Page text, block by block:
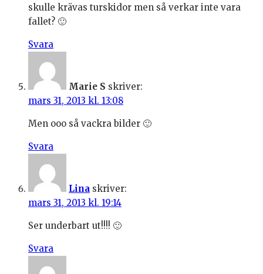
skulle krävas turskidor men så verkar inte vara
fallet? 🙂
Svara
Marie S skriver:
mars 31, 2013 kl. 13:08
Men ooo så vackra bilder 🙂
Svara
Lina skriver:
mars 31, 2013 kl. 19:14
Ser underbart ut!!!! 🙂
Svara